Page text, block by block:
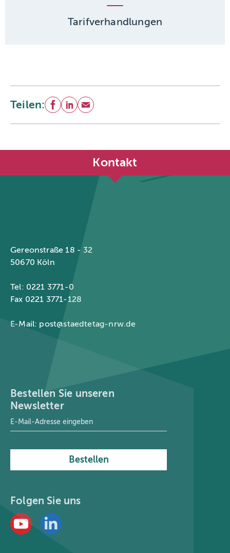
Tarifverhandlungen
Teilen: Facebook
LinkedIn
E-Mail
Kontakt
Gereonstraße 18 - 32
50670 Köln
Tel: 0221 3771-0
Fax 0221 3771-128
E-Mail: post@staedtetag-nrw.de
Bestellen Sie unseren
Newsletter
E-Mail-Adresse
Bestellen
Folgen Sie uns